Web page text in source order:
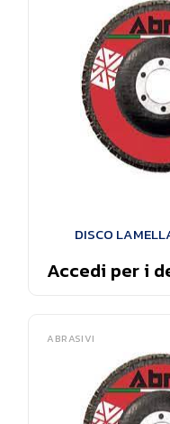
DISCO
Accedi per i
ABRASIVI